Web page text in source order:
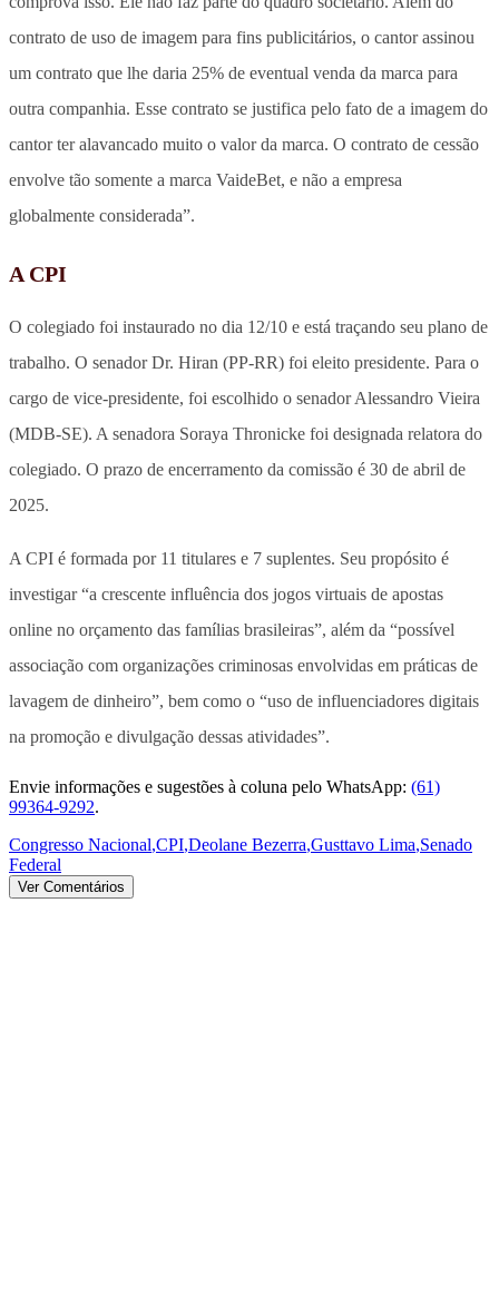
contrato de uso de imagem para fins publicitários, o cantor assinou
um contrato que lhe daria 25% de eventual venda da marca para
outra companhia. Esse contrato se justifica pelo fato de a imagem do
cantor ter alavancado muito o valor da marca. O contrato de cessão
envolve tão somente a marca VaideBet, e não a empresa
globalmente considerada”.
A CPI
O colegiado foi instaurado no dia 12/10 e está traçando seu plano de
trabalho. O senador Dr. Hiran (PP-RR) foi eleito presidente. Para o
cargo de vice-presidente, foi escolhido o senador Alessandro Vieira
(MDB-SE). A senadora Soraya Thronicke foi designada relatora do
colegiado. O prazo de encerramento da comissão é 30 de abril de
2025.
A CPI é formada por 11 titulares e 7 suplentes. Seu propósito é
investigar “a crescente influência dos jogos virtuais de apostas
online no orçamento das famílias brasileiras”, além da “possível
associação com organizações criminosas envolvidas em práticas de
lavagem de dinheiro”, bem como o “uso de influenciadores digitais
na promoção e divulgação dessas atividades”.
Envie informações e sugestões à coluna pelo WhatsApp: (61)
99364-9292.
Congresso Nacional,CPI,Deolane Bezerra,Gusttavo Lima,Senado
Federal
Ver Comentários